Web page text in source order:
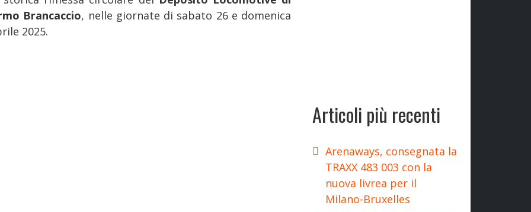
Brancaccio, nelle giornate di sabato 26 e domenica
2025.
Articoli più recenti
Arenaways, consegnata la
TRAXX 483 003 con la
nuova livrea per il
Milano-Bruxelles